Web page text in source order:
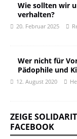
Wie sollten wir
verhalten?
20. Februar 2025
Wer nicht für
Pädophile und
12. August 2020
ZEIGE
FACEBOOK